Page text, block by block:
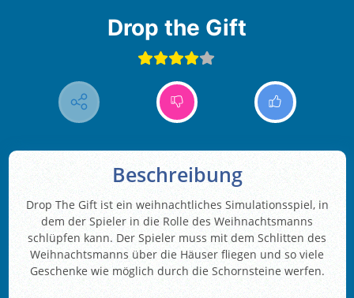
Drop the Gift
Beschreibung
Drop The Gift ist ein weihnachtliches Simulationsspiel, in
dem der Spieler in die Rolle des Weihnachtsmanns
schlüpfen kann. Der Spieler muss mit dem Schlitten des
Weihnachtsmanns über die Häuser fliegen und so viele
Geschenke wie möglich durch die Schornsteine werfen.